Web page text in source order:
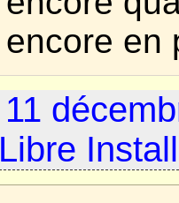
encore en
11
Libre